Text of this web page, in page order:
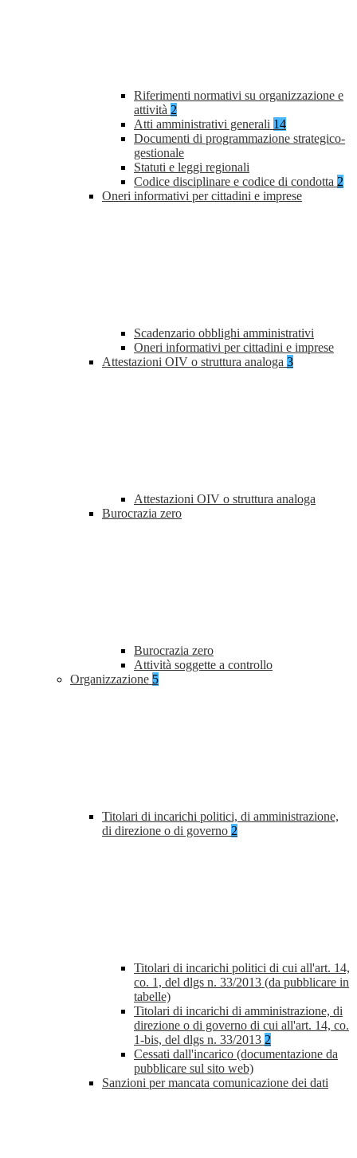
Riferimenti normativi su organizzazione e
attività 2
Atti amministrativi generali 14
Documenti di programmazione strategico-
gestionale
Statuti e leggi regionali
Codice disciplinare e codice di condotta 2
Oneri informativi per cittadini e imprese
Scadenzario obblighi amministrativi
Oneri informativi per cittadini e imprese
Attestazioni OIV o struttura analoga 3
Attestazioni OIV o struttura analoga
Burocrazia zero
Burocrazia zero
Attività soggette a controllo
Organizzazione 5
Titolari di incarichi politici, di amministrazione,
di direzione o di governo 2
Titolari di incarichi politici di cui all'art. 14,
co. 1, del dlgs n. 33/2013 (da pubblicare in
tabelle)
Titolari di incarichi di amministrazione, di
direzione o di governo di cui all'art. 14, co.
1-bis, del dlgs n. 33/2013 2
Cessati dall'incarico (documentazione da
pubblicare sul sito web)
Sanzioni per mancata comunicazione dei dati